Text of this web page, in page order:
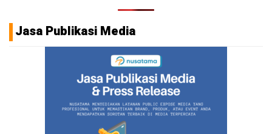
Jasa Publikasi Media